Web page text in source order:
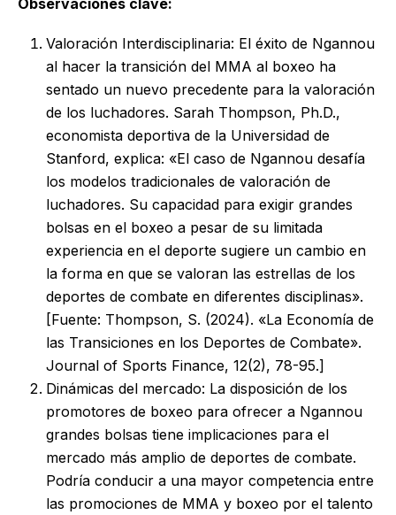
Observaciones clave:
Valoración Interdisciplinaria: El éxito de Ngannou
al hacer la transición del MMA al boxeo ha
sentado un nuevo precedente para la valoración
de los luchadores. Sarah Thompson, Ph.D.,
economista deportiva de la Universidad de
Stanford, explica: «El caso de Ngannou desafía
los modelos tradicionales de valoración de
luchadores. Su capacidad para exigir grandes
bolsas en el boxeo a pesar de su limitada
experiencia en el deporte sugiere un cambio en
la forma en que se valoran las estrellas de los
deportes de combate en diferentes disciplinas».
[Fuente: Thompson, S. (2024). «La Economía de
las Transiciones en los Deportes de Combate».
Journal of Sports Finance, 12(2), 78-95.]
Dinámicas del mercado: La disposición de los
promotores de boxeo para ofrecer a Ngannou
grandes bolsas tiene implicaciones para el
mercado más amplio de deportes de combate.
Podría conducir a una mayor competencia entre
las promociones de MMA y boxeo por el talento